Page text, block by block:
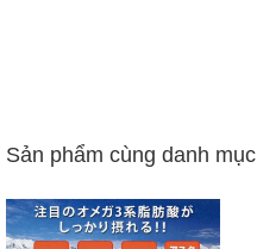
Sản phẩm cùng danh mục